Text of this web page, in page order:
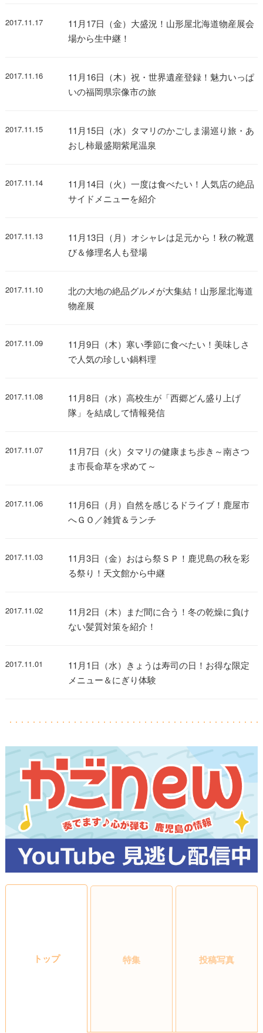
2017.11.17
11月17日（金）大盛況！山形屋北海道物産展会
場から生中継！
2017.11.16
11月16日（木）祝・世界遺産登録！魅力いっぱ
いの福岡県宗像市の旅
2017.11.15
11月15日（水）タマリのかごしま湯巡り旅・あ
おし柿最盛期紫尾温泉
2017.11.14
11月14日（火）一度は食べたい！人気店の絶品
サイドメニューを紹介
2017.11.13
11月13日（月）オシャレは足元から！秋の靴選
び＆修理名人も登場
2017.11.10
北の大地の絶品グルメが大集結！山形屋北海道
物産展
2017.11.09
11月9日（木）寒い季節に食べたい！美味しさ
で人気の珍しい鍋料理
2017.11.08
11月8日（水）高校生が「西郷どん盛り上げ
隊」を結成して情報発信
2017.11.07
11月7日（火）タマリの健康まち歩き～南さつ
ま市長命草を求めて～
2017.11.06
11月6日（月）自然を感じるドライブ！鹿屋市
へＧＯ／雑貨＆ランチ
2017.11.03
11月3日（金）おはら祭ＳＰ！鹿児島の秋を彩
る祭り！天文館から中継
2017.11.02
11月2日（木）まだ間に合う！冬の乾燥に負け
ない髪質対策を紹介！
2017.11.01
11月1日（水）きょうは寿司の日！お得な限定
メニュー＆にぎり体験
トップ 特集 投稿写真